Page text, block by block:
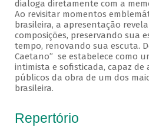
dialoga diretamente com a
Ao revisitar momentos
brasileira, a apresentação
composições, preservando sua
tempo, renovando sua escuta.
Caetano” se estabelece como
intimista e sofisticada, capaz de
públicos da obra de um dos
brasileira.
Repertório